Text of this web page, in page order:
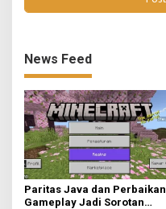
News Feed
Paritas Java dan Perbaikan
Gameplay Jadi Sorotan